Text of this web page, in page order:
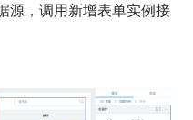
源，调用新增表单实例接